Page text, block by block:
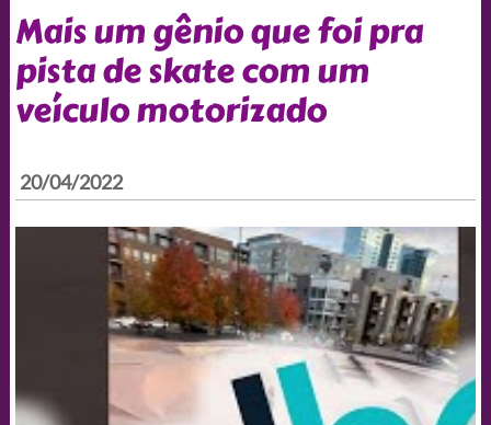
Mais um gênio que foi pra
pista de skate com um
veículo motorizado
20/04/2022